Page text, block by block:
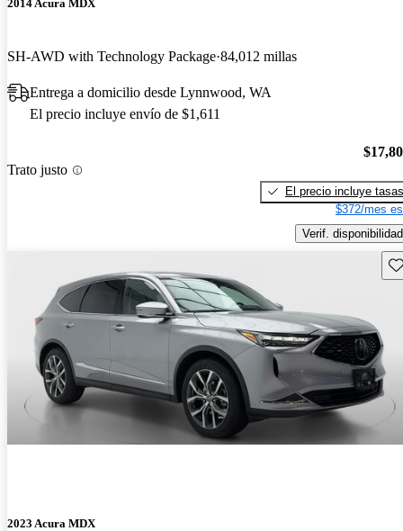
2014 Acura MDX
SH-AWD with Technology Package 84,012 millas
Entrega a domicilio desde Lynnwood, WA
El precio incluye envío de $1,611
Trato justo
El precio incluye tasas
$372/mes
Verif. disponibilidad
2023 Acura MDX